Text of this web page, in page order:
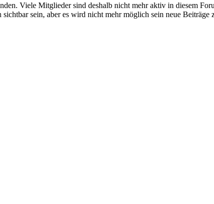
Viele Mitglieder sind deshalb nicht mehr aktiv in diesem
sein, aber es wird nicht mehr möglich sein neue